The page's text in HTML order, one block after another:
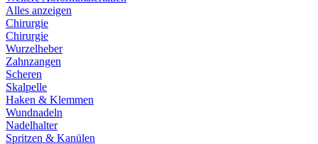
Alles anzeigen
Chirurgie
Chirurgie
Wurzelheber
Zahnzangen
Scheren
Skalpelle
Haken & Klemmen
Wundnadeln
Nadelhalter
Spritzen & Kanülen